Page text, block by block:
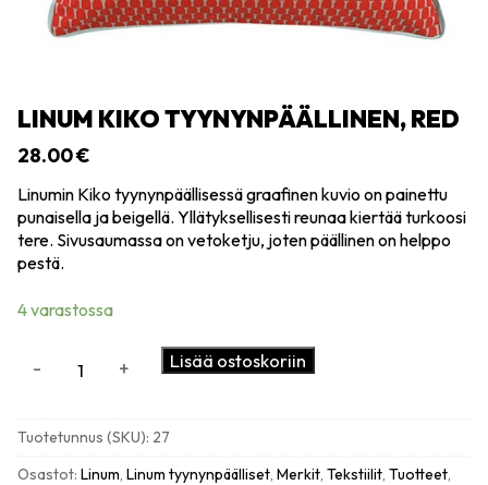
LINUM KIKO TYYNYNPÄÄLLINEN, RED
28.00€
Linumin Kiko tyynynpäällisessä graafinen kuvio on painettu
punaisella ja beigellä. Yllätyksellisesti reunaa kiertää turkoosi
tere. Sivusaumassa on vetoketju, joten päällinen on helppo
pestä.
4 varastossa
määrä
- + Lisää ostoskoriin
Tuotetunnus (SKU): 27
Osastot: Linum, Linum tyynynpäälliset, Merkit, Tekstiilit, Tuotteet,